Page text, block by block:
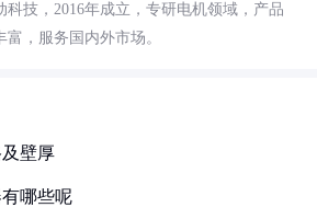
科技，2016年成立，专研电机领域，产品
，服务国内外市场。
壁厚
哪些呢